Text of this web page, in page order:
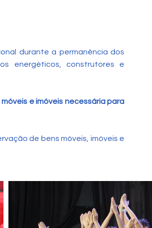
durante a permanência dos
energéticos, construtores e
e imóveis necessária para
de bens móveis, imóveis e